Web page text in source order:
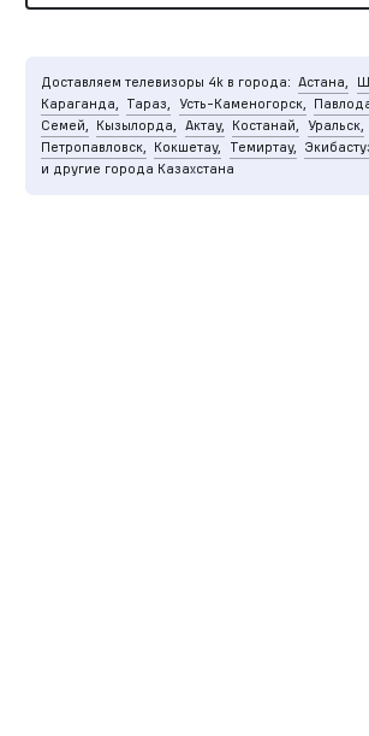
Доставляем телевизоры 4k в города: Астана,
Караганда,
Тараз, Усть-Каменогорск,
Семей,
Кызылорда, Актау, Костанай, Уральск,
Петропавловск,
Кокшетау, Темиртау,
и другие города Казахстана